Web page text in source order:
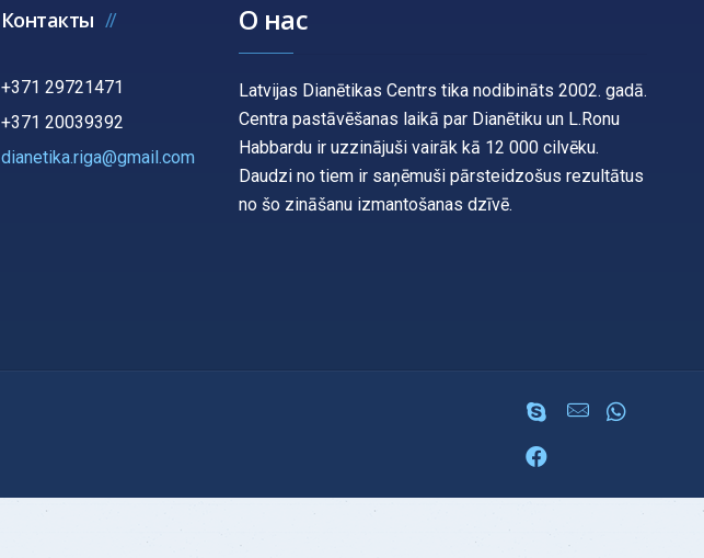
Контакты
+371 29721471
+371 20039392
dianetika.riga@gmail.com
О нас
Latvijas Dianētikas Centrs tika nodibināts 2002. gadā.
Centra pastāvēšanas laikā par Dianētiku un L.Ronu
Habbardu ir uzzinājuši vairāk kā 12 000 cilvēku.
Daudzi no tiem ir saņēmuši pārsteidzošus rezultātus
no šo zināšanu izmantošanas dzīvē.